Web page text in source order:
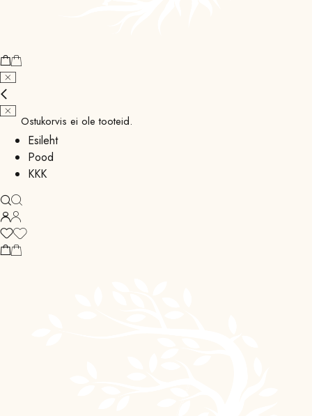
Ostukorvis ei ole tooteid.
Esileht
Pood
KKK